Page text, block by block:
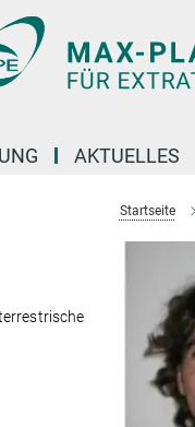
AKTUELLES
Startseite